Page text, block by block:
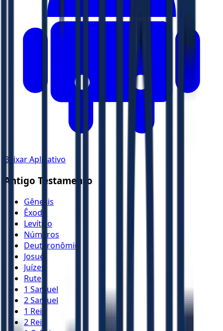
Baixar Aplicativo
Antigo Testamento
Gênesis
Êxodo
Levítico
Números
Deuteronômio
Josué
Juízes
Rute
1 Samuel
2 Samuel
1 Reis
2 Reis